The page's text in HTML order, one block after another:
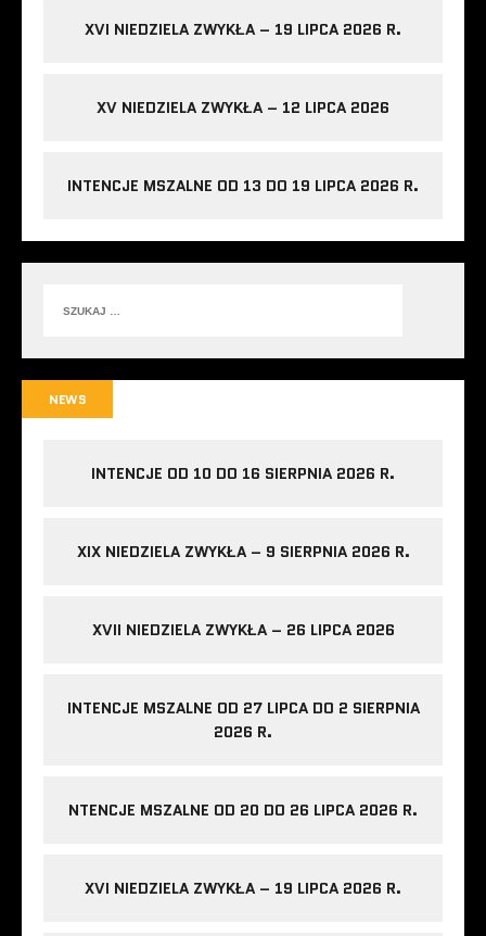
XVI NIEDZIELA ZWYKŁA – 19 LIPCA 2026 R.
XV NIEDZIELA ZWYKŁA – 12 LIPCA 2026
INTENCJE MSZALNE OD 13 DO 19 LIPCA 2026 R.
NEWS
INTENCJE OD 10 DO 16 SIERPNIA 2026 R.
XIX NIEDZIELA ZWYKŁA – 9 SIERPNIA 2026 R.
XVII NIEDZIELA ZWYKŁA – 26 LIPCA 2026
INTENCJE MSZALNE OD 27 LIPCA DO 2 SIERPNIA
2026 R.
NTENCJE MSZALNE OD 20 DO 26 LIPCA 2026 R.
XVI NIEDZIELA ZWYKŁA – 19 LIPCA 2026 R.